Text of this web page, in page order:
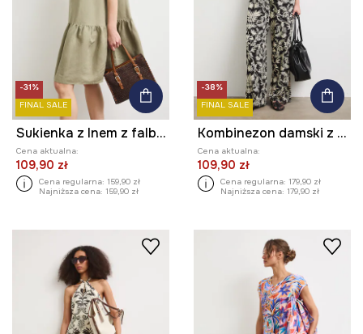
-31%
FINAL SALE
Sukienka z lnem z falbaną
Cena aktualna:
109,90 zł
Cena regularna: 159,90 zł
Najniższa cena: 159,90 zł
-38%
FINAL SALE
Kombinezon damski z wiskozy z motywem roślinnym
Cena aktualna:
109,90 zł
Cena regularna: 179,90 zł
Najniższa cena: 179,90 zł